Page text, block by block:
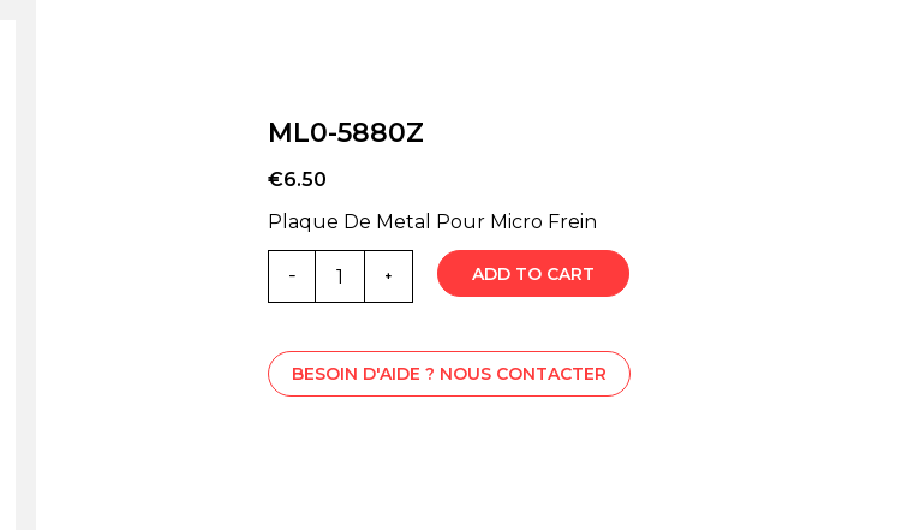
ML0-5880Z
€6.50
Plaque De Metal Pour Micro Frein
ML0-
5880Z
ADD TO CART
BESOIN D'AIDE ? NOUS CONTACTER